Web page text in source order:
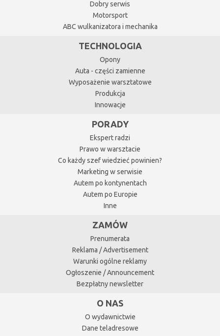
Dobry serwis
Motorsport
ABC wulkanizatora i mechanika
TECHNOLOGIA
Opony
Auta - części zamienne
Wyposażenie warsztatowe
Produkcja
Innowacje
PORADY
Ekspert radzi
Prawo w warsztacie
Co każdy szef wiedzieć powinien?
Marketing w serwisie
Autem po kontynentach
Autem po Europie
Inne
ZAMÓW
Prenumerata
Reklama / Advertisement
Warunki ogólne reklamy
Ogłoszenie / Announcement
Bezpłatny newsletter
O NAS
O wydawnictwie
Dane teladresowe